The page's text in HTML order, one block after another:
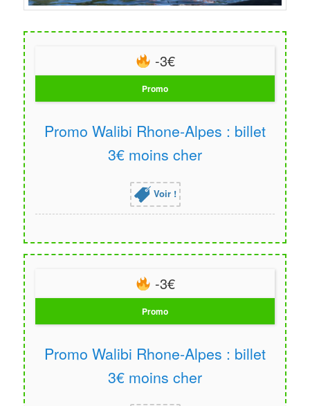
-3€
Promo
Promo Walibi Rhone-Alpes : billet
3€ moins cher
Voir !
-3€
Promo
Promo Walibi Rhone-Alpes : billet
3€ moins cher